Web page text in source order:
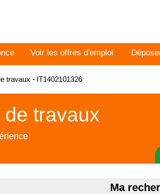
Voir les offres d'emploi
travaux - IT1402101326
travaux
Ma